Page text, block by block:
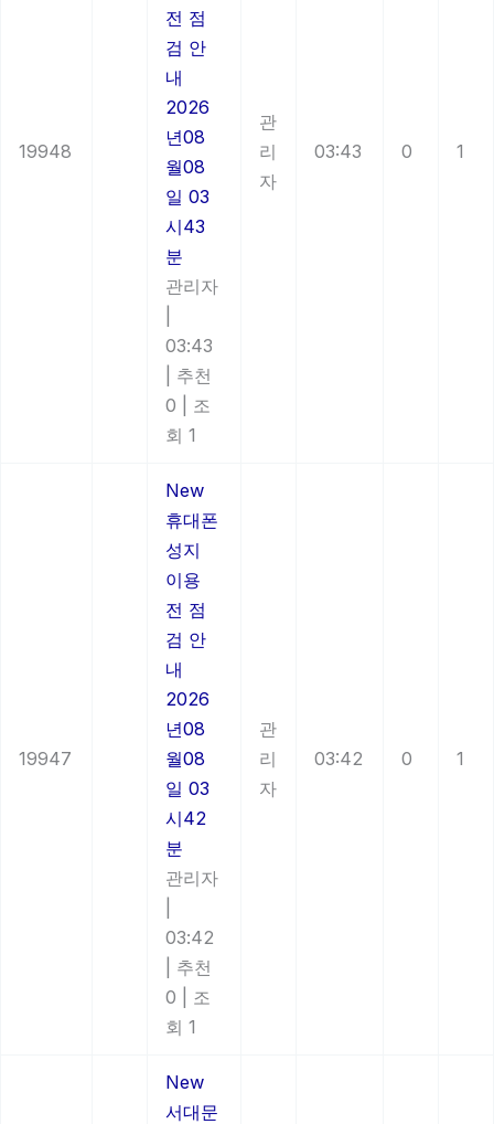
19948
전 점
검 안
내
2026
년08
월08
일 03
시43
분
관리자
03:43
추천
0
조
회 1
관
리
자
03:43 0 1
19947
New
휴대폰
성지
이용
전 점
검 안
내
2026
년08
월08
일 03
시42
분
관리자
03:42
추천
0
조
회 1
관
리
자
03:42 0 1
New
서대문